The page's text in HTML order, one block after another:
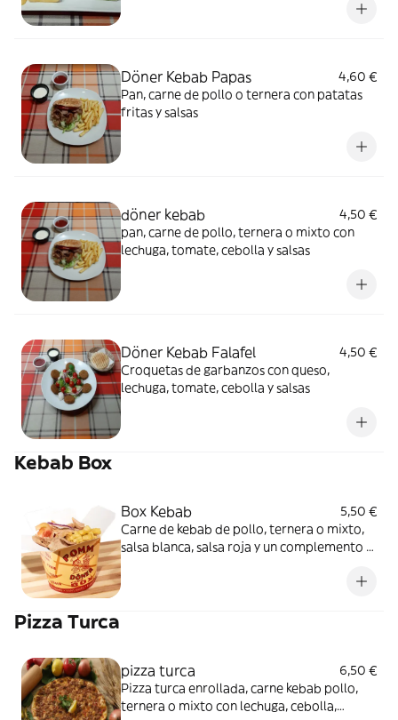
Döner Kebab Papas
4,60 €
Pan, carne de pollo o ternera con patatas
fritas y salsas
döner kebab
4,50 €
pan, carne de pollo, ternera o mixto con
lechuga, tomate, cebolla y salsas
Döner Kebab Falafel
4,50 €
Croquetas de garbanzos con queso,
lechuga, tomate, cebolla y salsas
Kebab Box
Box Kebab
5,50 €
Carne de kebab de pollo, ternera o mixto,
salsa blanca, salsa roja y un complemento a
Pizza Turca
pizza turca
6,50 €
Pizza turca enrollada, carne kebab pollo,
ternera o mixto con lechuga, cebolla,